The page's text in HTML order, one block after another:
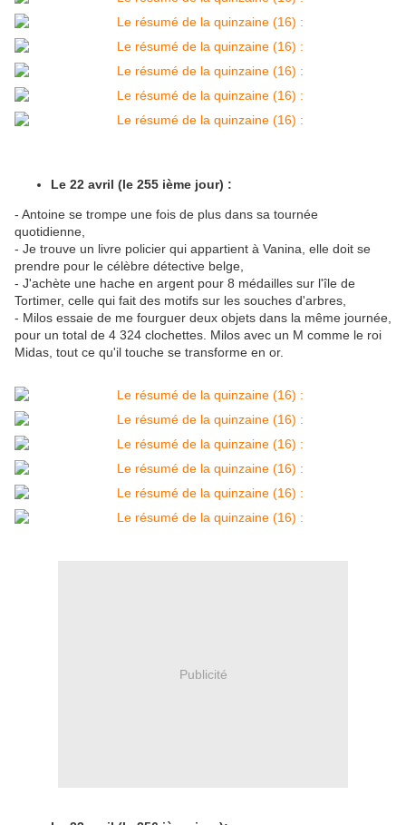
Le 22 avril (le 255 ième jour) :
- Antoine se trompe une fois de plus dans sa tournée
quotidienne,
- Je trouve un livre policier qui appartient à Vanina, elle doit se
prendre pour le célèbre détective belge,
- J'achète une hache en argent pour 8 médailles sur l'île de
Tortimer, celle qui fait des motifs sur les souches d'arbres,
- Milos essaie de me fourguer deux objets dans la même journée,
pour un total de 4 324 clochettes. Milos avec un M comme le roi
Midas, tout ce qu'il touche se transforme en or.
Publicité